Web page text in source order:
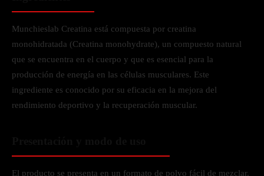
Munchieslab Creatina está compuesta por creatina
monohidratada (Creatina monohydrate), un compuesto natural
que se encuentra en el cuerpo y que es esencial para la
producción de energía en las células musculares. Este
ingrediente es conocido por su eficacia en la mejora del
rendimiento deportivo y la recuperación muscular.
El producto se presenta en un formato de polvo fácil de mezclar.